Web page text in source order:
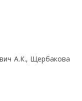
А.К., Щербакова